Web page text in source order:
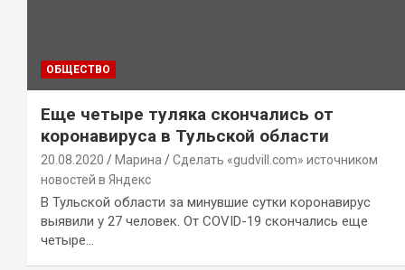
ОБЩЕСТВО
Еще четыре туляка скончались от
коронавируса в Тульской области
20.08.2020 Марина
Сделать «gudvill.com» источником
новостей в Яндекс
В Тульской области за минувшие сутки коронавирус
выявили у 27 человек. От COVID-19 скончались еще
четыре…